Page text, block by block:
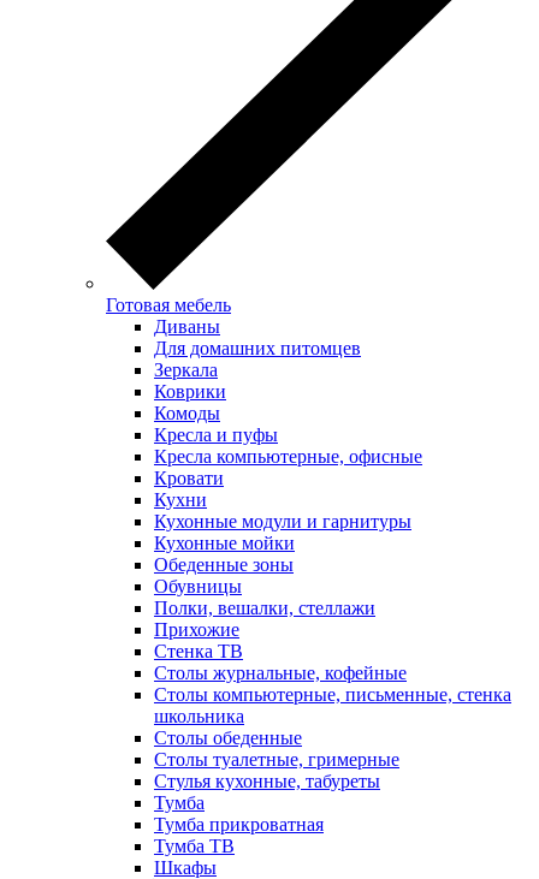
Готовая мебель
Диваны
Для домашних питомцев
Зеркала
Коврики
Комоды
Кресла и пуфы
Кресла компьютерные, офисные
Кровати
Кухни
Кухонные модули и гарнитуры
Кухонные мойки
Обеденные зоны
Обувницы
Полки, вешалки, стеллажи
Прихожие
Стенка ТВ
Столы журнальные, кофейные
Столы компьютерные, письменные, стенка
школьника
Столы обеденные
Столы туалетные, гримерные
Стулья кухонные, табуреты
Тумба
Тумба прикроватная
Тумба ТВ
Шкафы